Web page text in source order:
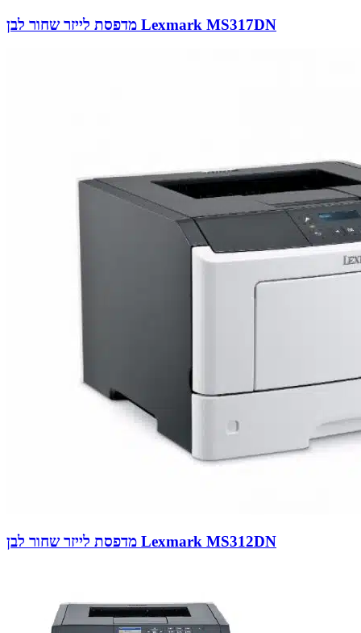
מדפסת לייזר שחור לבן Lexmark MS317DN
מדפסת לייזר שחור לבן Lexmark MS312DN